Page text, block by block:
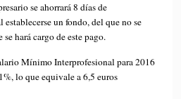
se ahorrará 8 días de
un fondo, del que no se
hará cargo de este pago.
Mínimo Interprofesional para 2016
lo que equivale a 6,5 euros